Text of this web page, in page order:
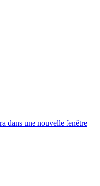
dans une nouvelle fenêtre